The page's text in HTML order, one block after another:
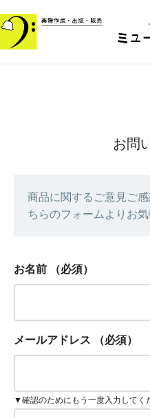
お問
商品に関するご意見ご
ちらのフォームよりお
お名前 （必須）
メールアドレス （必須）
▼確認のためにもう一度入力してく